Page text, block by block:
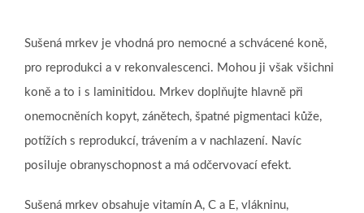
Sušená mrkev je vhodná pro nemocné a schvácené koně,
pro reprodukci a v rekonvalescenci. Mohou ji však všichni
koně a to i s laminitidou. Mrkev doplňujte hlavně při
onemocněních kopyt, zánětech, špatné pigmentaci kůže,
potížích s reprodukcí, trávením a v nachlazení. Navíc
posiluje obranyschopnost a má odčervovací efekt.
Sušená mrkev obsahuje vitamín A, C a E, vlákninu,